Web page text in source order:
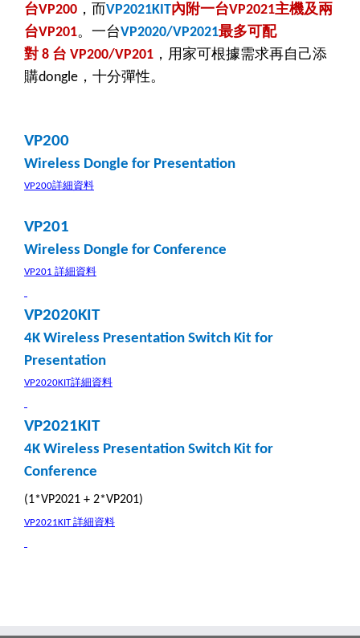
台VP200 ，而VP2021KIT內附一台VP2021主機及兩
台VP201。一台VP2020/VP2021最多可配
對 8 台 VP200/VP201 ，用家可根據需求再自己添
購dongle ，十分彈性。
VP200
Wireless Dongle for Presentation
VP200詳細資料
VP201
Wireless Dongle for Conference
VP201 詳細資料
VP2020KIT
4K Wireless Presentation Switch Kit for
Presentation
VP2020KIT詳細資料
VP2021KIT
4K Wireless Presentation Switch Kit for
Conference
(1*VP2021 + 2*VP201)
VP2021KIT詳細資料